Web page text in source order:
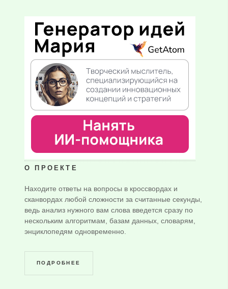
О ПРОЕКТЕ
Находите ответы на вопросы в кроссвордах и
сканвордах любой сложности за считанные секунды,
ведь анализ нужного вам слова введется сразу по
нескольким алгоритмам, базам данных, словарям,
энциклопедям одновременно.
ПОДРОБНЕЕ